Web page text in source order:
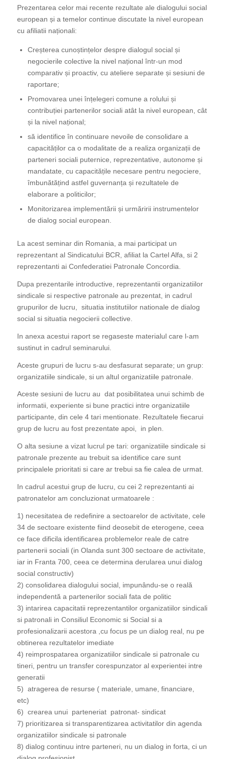
Prezentarea celor mai recente rezultate ale dialogului social
european și a temelor continue discutate la nivel european
cu afiliatii naționali:
Creșterea cunoștințelor despre dialogul social și
negocierile colective la nivel național într-un mod
comparativ și proactiv, cu ateliere separate și sesiuni de
raportare;
Promovarea unei înțelegeri comune a rolului și
contribuției partenerilor sociali atât la nivel european, cât
și la nivel național;
să identifice în continuare nevoile de consolidare a
capacităților ca o modalitate de a realiza organizații de
parteneri sociali puternice, reprezentative, autonome și
mandatate, cu capacitățile necesare pentru negociere,
îmbunătățind astfel guvernanța și rezultatele de
elaborare a politicilor;
Monitorizarea implementării și urmăririi instrumentelor
de dialog social european.
La acest seminar din Romania, a mai participat un
reprezentant al Sindicatului BCR, afiliat la Cartel Alfa, si 2
reprezentanti ai Confederatiei Patronale Concordia.
Dupa prezentarile introductive, reprezentantii organizatiilor
sindicale si respective patronale au prezentat, in cadrul
grupurilor de lucru, situatia institutiilor nationale de dialog
social si situatia negocierii collective.
In anexa acestui raport se regaseste materialul care l-am
sustinut in cadrul seminarului.
Aceste grupuri de lucru s-au desfasurat separate; un grup:
organizatiile sindicale, si un altul organizatiile patronale.
Aceste sesiuni de lucru au dat posibilitatea unui schimb de
informatii, experiente si bune practici intre organizatiile
participante, din cele 4 tari mentionate. Rezultatele fiecarui
grup de lucru au fost prezentate apoi, in plen.
O alta sesiune a vizat lucrul pe tari: organizatiile sindicale si
patronale prezente au trebuit sa identifice care sunt
principalele prioritati si care ar trebui sa fie calea de urmat.
In cadrul acestui grup de lucru, cu cei 2 reprezentanti ai
patronatelor am concluzionat urmatoarele :
1) necesitatea de redefinire a sectoarelor de activitate, cele
34 de sectoare existente fiind deosebit de eterogene, ceea
ce face dificila identificarea problemelor reale de catre
partenerii sociali (in Olanda sunt 300 sectoare de activitate,
iar in Franta 700, ceea ce determina derularea unui dialog
social constructiv)
2) consolidarea dialogului social, impunându-se o reală
independentă a partenerilor sociali fata de politic
3) intarirea capacitatii reprezentantilor organizatiilor sindicali
si patronali in Consiliul Economic si Social si a
profesionalizarii acestora ,cu focus pe un dialog real, nu pe
obtinerea rezultatelor imediate
4) reimprospatarea organizatiilor sindicale si patronale cu
tineri, pentru un transfer corespunzator al experientei intre
generatii
5) atragerea de resurse ( materiale, umane, financiare,
etc)
6) crearea unui parteneriat patronat- sindicat
7) prioritizarea si transparentizarea activitatilor din agenda
organizatiilor sindicale si patronale
8) dialog continuu intre parteneri, nu un dialog in forta, ci un